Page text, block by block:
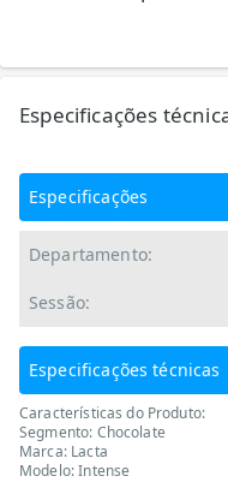
Especificações
Especificações
Departamento:
Sessão:
Especificações técnicas
Características do Produto:
Segmento: Chocolate
Marca: Lacta
Modelo: Intense